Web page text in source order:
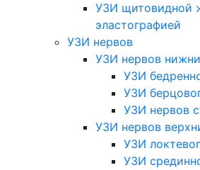
УЗИ щитовидной
эластографией
УЗИ нервов
УЗИ нервов
УЗИ
УЗИ
УЗИ нервов
УЗИ нервов
УЗИ
УЗИ